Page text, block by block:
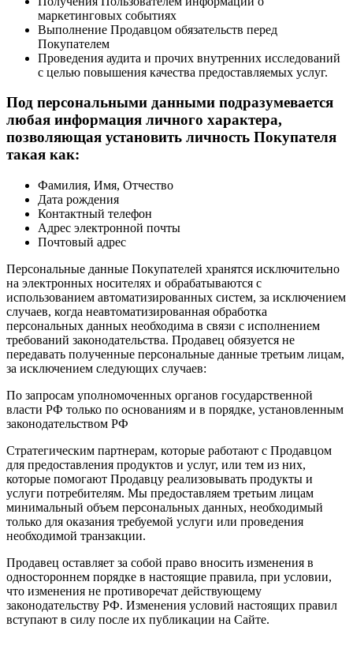
маркетинговых событиях
Выполнение Продавцом обязательств перед
Покупателем
Проведения аудита и прочих внутренних исследований
с целью повышения качества предоставляемых услуг.
Под персональными данными подразумевается
любая информация личного характера,
позволяющая установить личность Покупателя
такая как:
Фамилия, Имя, Отчество
Дата рождения
Контактный телефон
Адрес электронной почты
Почтовый адрес
Персональные данные Покупателей хранятся исключительно
на электронных носителях и обрабатываются с
использованием автоматизированных систем, за исключением
случаев, когда неавтоматизированная обработка
персональных данных необходима в связи с исполнением
требований законодательства. Продавец обязуется не
передавать полученные персональные данные третьим лицам,
за исключением следующих случаев:
По запросам уполномоченных органов государственной
власти РФ только по основаниям и в порядке, установленным
законодательством РФ
Стратегическим партнерам, которые работают с Продавцом
для предоставления продуктов и услуг, или тем из них,
которые помогают Продавцу реализовывать продукты и
услуги потребителям. Мы предоставляем третьим лицам
минимальный объем персональных данных, необходимый
только для оказания требуемой услуги или проведения
необходимой транзакции.
Продавец оставляет за собой право вносить изменения в
одностороннем порядке в настоящие правила, при условии,
что изменения не противоречат действующему
законодательству РФ. Изменения условий настоящих правил
вступают в силу после их публикации на Сайте.